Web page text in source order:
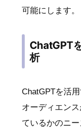
可能にします。
ChatGPT
析
ChatGPTを活
オーディエン
ているかのニー